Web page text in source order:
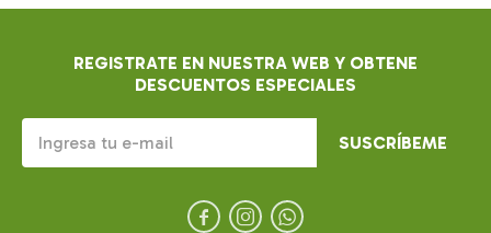
REGISTRATE EN NUESTRA WEB Y OBTENE
DESCUENTOS ESPECIALES
SUSCRÍBEME
  